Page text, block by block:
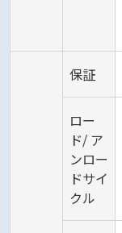
保証
ロー
ド/ ア
ンロー
ドサイ
クル